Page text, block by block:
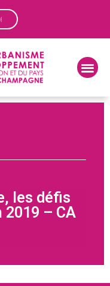
les défis
– CA